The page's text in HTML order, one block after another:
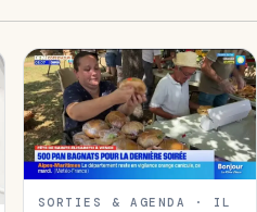
SORTIES & AGENDA · IL